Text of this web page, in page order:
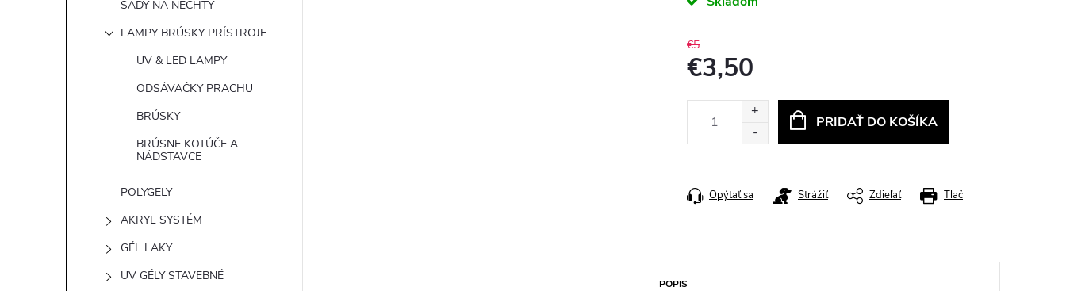
SADY NA NECHTY
LAMPY BRÚSKY PRÍSTROJE
UV & LED LAMPY
ODSÁVAČKY PRACHU
BRÚSKY
BRÚSNE KOTÚČE A
NÁDSTAVCE
POLYGELY
AKRYL SYSTÉM
GÉL LAKY
UV GÉLY STAVEBNÉ
€5
€3,50
PRIDAŤ DO KOŠÍKA
Tlač
Opýtať sa Strážiť Zdieľať
POPIS